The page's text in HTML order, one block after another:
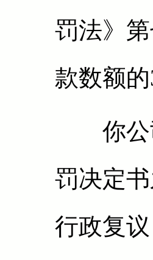
罚法》
款数额
你公司
罚决定
行政复